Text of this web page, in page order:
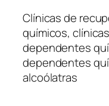
Clínicas de
químicos,
dependentes
dependentes
alcoólatras